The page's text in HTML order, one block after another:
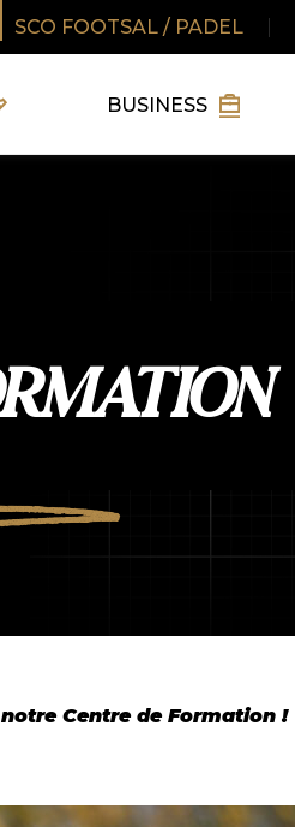
SCO FOOTSAL / PADEL
BUSINESS
Centre de Formation !